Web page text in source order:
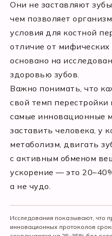
Они не заставляют
чем позволяет
условия для костной
отличие от
основано на
здоровью зубов.
Важно понимать, что
свой темп
самые инновационные
заставить человека, у
метаболизм, двигать
с активным обменом
ускорение — это
а не чудо.
Исследования показывают, что
инновационных протоколов